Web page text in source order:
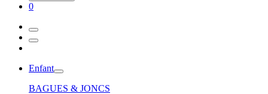
0
Enfant
BAGUES & JONCS